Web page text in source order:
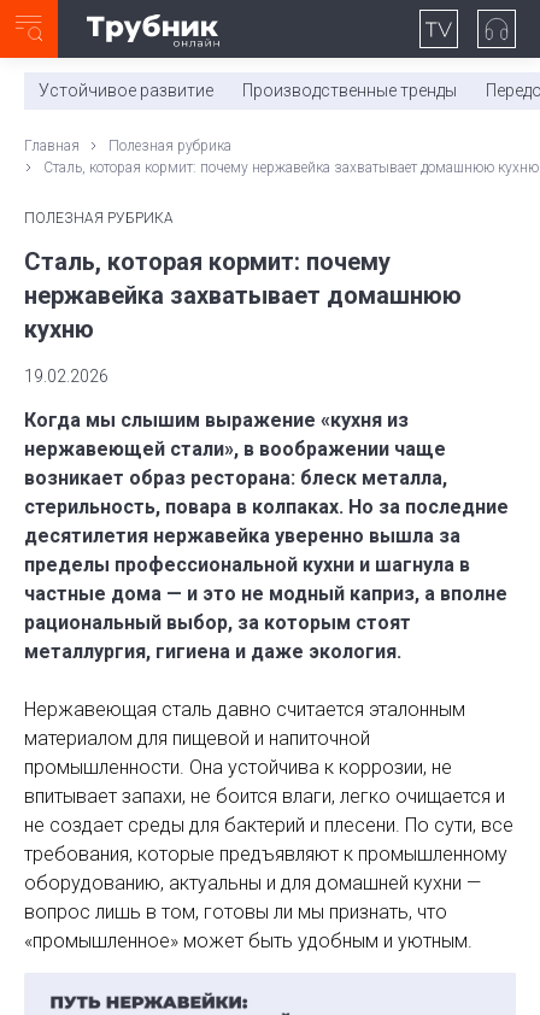
0:00/ 11:03
Устойчивое развитие Производственные тренды
Главная
Полезная рубрика
Сталь, которая кормит: почему нержавейка захватывает домашнюю кухню
ПОЛЕЗНАЯ РУБРИКА
Сталь, которая кормит: почему
нержавейка захватывает домашнюю
кухню
19.02.2026
Когда мы слышим выражение «кухня из
нержавеющей стали», в воображении чаще
возникает образ ресторана: блеск металла,
стерильность, повара в колпаках. Но за последние
десятилетия нержавейка уверенно вышла за
пределы профессиональной кухни и шагнула в
частные дома — и это не модный каприз, а вполне
рациональный выбор, за которым стоят
металлургия, гигиена и даже экология.
Нержавеющая сталь давно считается эталонным
материалом для пищевой и напиточной
промышленности. Она устойчива к коррозии, не
впитывает запахи, не боится влаги, легко очищается и
не создает среды для бактерий и плесени. По сути, все
требования, которые предъявляют к промышленному
оборудованию, актуальны и для домашней кухни —
вопрос лишь в том, готовы ли мы признать, что
«промышленное» может быть удобным и уютным.